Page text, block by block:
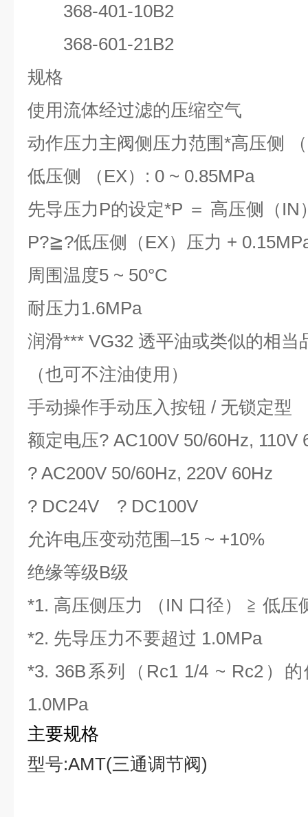
368-401-10B2
368-601-21B2
规格
使用流体经过滤的压缩空气
动作压力 主阀侧压力范围*高压侧
低压侧 （EX）: 0 ~ 0.85MPa
先导压力P的设定*P ＝ 高压侧（IN
P?≧?低压侧（EX）压力 +
周围温度5 ~ 50°C
耐压力 1.6MPa
润滑*** VG32 透平油或类似的相当
（也可不注油使用）
手动操作手动压入按钮 / 无锁定型
额定电压? AC100V 50/60Hz, 110V
? AC200V 50/60Hz, 220V 60Hz
? DC24V ? DC100V
允许电压变动范围–15 ~ +10%
绝缘等级B级
*1. 高压侧压力 （IN 口径） ≧ 低压
*2. 先导压力不要超过 1.0MPa
*3. 36B系列（Rc1 1/4 ~ Rc2）
1.0MPa
主要规格
型号:AMT(三通调节阀)